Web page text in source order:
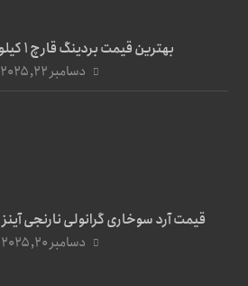
بهترین قیمت بردینگ قارچ 1 کیلویی در آذر ۱۴۰۴
دسامبر ۲۲, ۲۰۲۵
قیمت آرد سوخاری گرانولی نارنجی آینز ۲ کیلویی در آذر ۱۴۰۴
دسامبر ۲۰, ۲۰۲۵